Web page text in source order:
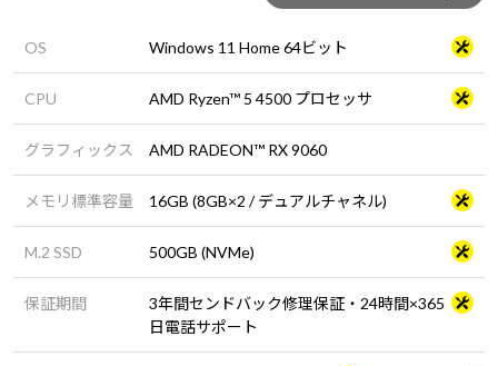
OS Windows 11 Home 64ビット
CPU AMD Ryzen™ 5 4500 プロセッサ
グラフィックス AMD RADEON™ RX 9060
メモリ標準容量 16GB (8GB×2 / デュアルチャネル)
M.2 SSD 500GB (NVMe)
保証期間
3年間センドバック修理保証・24時間×365
日電話サポート